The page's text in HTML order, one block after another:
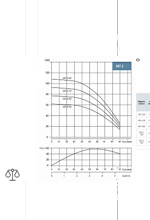
‹›
3ST
Насос скважинный 3" Waterstry 3ST
2-70
Waterstry Китай
Доставка за 1-3 дня
17 904 р.
Читать далее